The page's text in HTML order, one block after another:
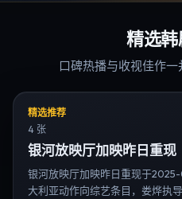
精选韩
口碑热播与收视佳作
精选推荐
4 张
银河放映厅加映昨日重现
银河放映厅加映昨日重现于
大利亚动作向综艺条目，娄烨执